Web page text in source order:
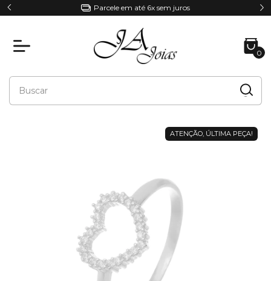
5% de desconto | Cupom: PRIMEIRACOMPRA
0
ATENÇÃO, ÚLTIMA PEÇA!